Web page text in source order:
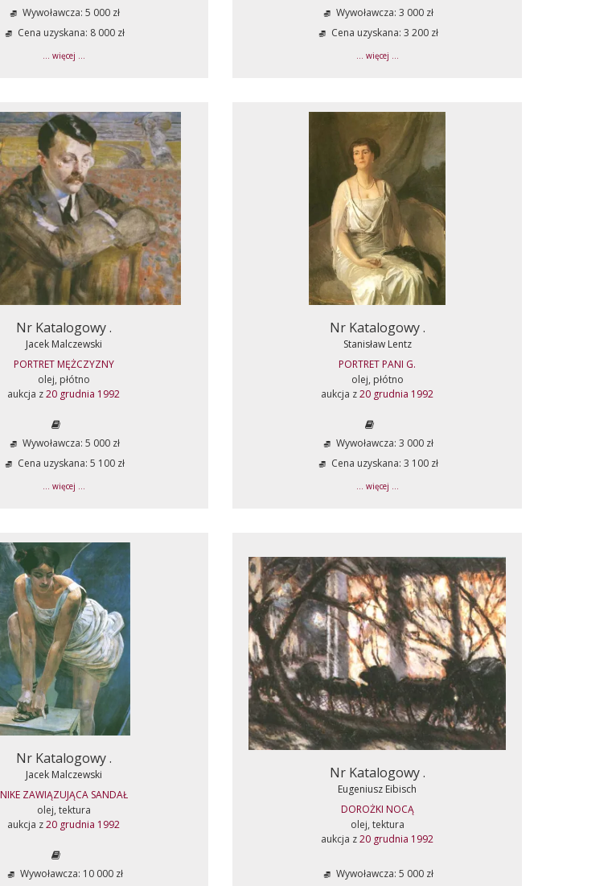
Wywoławcza: 5 000 zł
Cena uzyskana: 8 000 zł
... więcej ...
Wywoławcza: 3 000 zł
Cena uzyskana: 3 200 zł
... więcej ...
Nr Katalogowy .
Jacek Malczewski
PORTRET MĘŻCZYZNY
olej, płótno
aukcja z20 grudnia 1992
Wywoławcza: 5 000 zł
Cena uzyskana: 5 100 zł
... więcej ...
Nr Katalogowy .
Stanisław Lentz
PORTRET PANI G.
olej, płótno
aukcja z20 grudnia 1992
Wywoławcza: 3 000 zł
Cena uzyskana: 3 100 zł
... więcej ...
Nr Katalogowy .
Jacek Malczewski
NIKE ZAWIĄZUJĄCA SANDAŁ
olej, tektura
aukcja z20 grudnia 1992
Wywoławcza: 10 000 zł
Nr Katalogowy .
Eugeniusz Eibisch
DOROŻKI NOCĄ
olej, tektura
aukcja z20 grudnia 1992
Wywoławcza: 5 000 zł